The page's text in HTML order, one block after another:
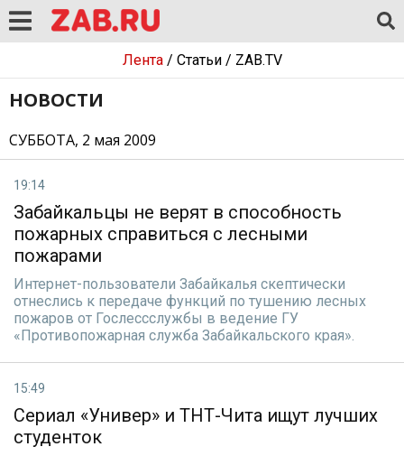
Лента/ Статьи/ ZAB.TV
НОВОСТИ
СУББОТА, 2 мая 2009
19:14
Забайкальцы не верят в способность
пожарных справиться с лесными
пожарами
Интернет-пользователи Забайкалья скептически
отнеслись к передаче функций по тушению лесных
пожаров от Гослессслужбы в ведение ГУ
«Противопожарная служба Забайкальского края».
15:49
Сериал «Универ» и ТНТ-Чита ищут лучших
студенток